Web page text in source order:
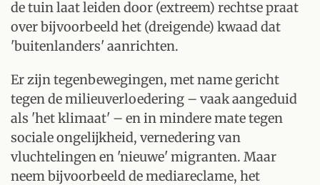
de tuin laat leiden door (extreem) rechtse praat
over bijvoorbeeld het (dreigende) kwaad dat
'buitenlanders' aanrichten.
Er zijn tegenbewegingen, met name gericht
tegen de milieuverloedering – vaak aangeduid
als 'het klimaat' – en in mindere mate tegen
sociale ongelijkheid, vernedering van
vluchtelingen en 'nieuwe' migranten. Maar
neem bijvoorbeeld de mediareclame, het